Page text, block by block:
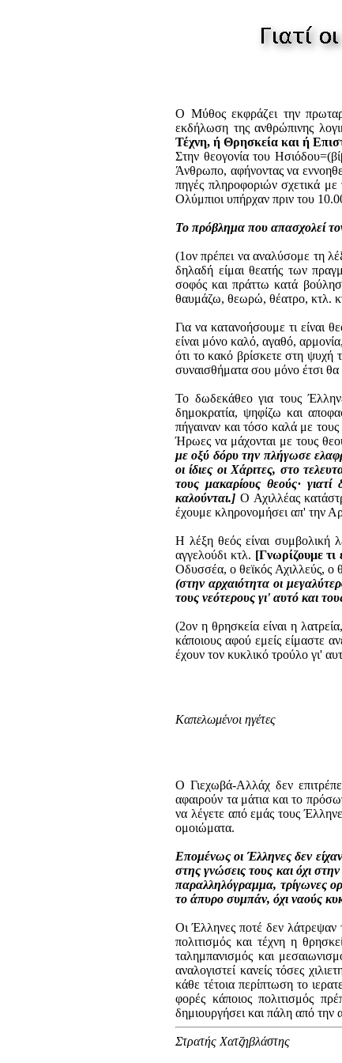
Ο Μύθος εκφράζει την
εκδήλωση της ανθρώπινης
Τέχνη, ή Θρησκεία και ή
Στην θεογονία του
Άνθρωπο, αφήνοντας να
πηγές πληροφοριών σχετικά
Ολύμπιοι υπήρχαν πριν του
Το πρόβλημα που απασχολεί
(1ον πρέπει να αναλύσομε τη
δηλαδή είμαι θεατής των
σοφός και πράττω κατά
θαυμάζω, θεωρώ, θέατρο, κτλ.
Για να κατανοήσουμε τι είναι
είναι μόνο καλό, αγαθό,
ότι το κακό βρίσκετε στη
συναισθήματα σου μόνο έτσι θα
Το δωδεκάθεο για τους
δημοκρατία, ψηφίζω και
πήγαιναν και τόσο καλά με τους
Ήρωες να μάχονται με τους
με οξύ δόρυ την πλήγωσε
οι ίδιες οι Χάριτες, στο
τους μακαρίους θεούς·
καλούνται.] Ο Αχιλλέας
έχουμε κληρονομήσει απ' την
Η λέξη θεός είναι συμβολική
αγγελούδι κτλ. [Γνωρίζουμε τι
Οδυσσέα, ο θεϊκός Αχιλλεύς, ο
(στην αρχαιότητα οι
τους νεότερους γι' αυτό και
(2ον η θρησκεία είναι η
κάποιους αφού εμείς είμαστε
έχουν τον κυκλικό τρούλο γι'
Καπελωμένοι ηγέτες
Ο Γιεχωβά-Αλλάχ δεν
αφαιρούν τα μάτια και το
να λέγετε από εμάς τους
ομοιώματα.
Επομένως οι Έλληνες δεν
στης γνώσεις τους και όχι
παραλληλόγραμμα, τρίγωνες
το άπυρο συμπάν, όχι ναούς
Οι Έλληνες ποτέ δεν λάτρεψαν
πολιτισμός και τέχνη η
ταλημπανισμός και
αναλογιστεί κανείς τόσες
κάθε τέτοια περίπτωση το
φορές κάποιος πολιτισμός
δημιουργήσει και πάλη από
Στρατής Χατζηβλάστης